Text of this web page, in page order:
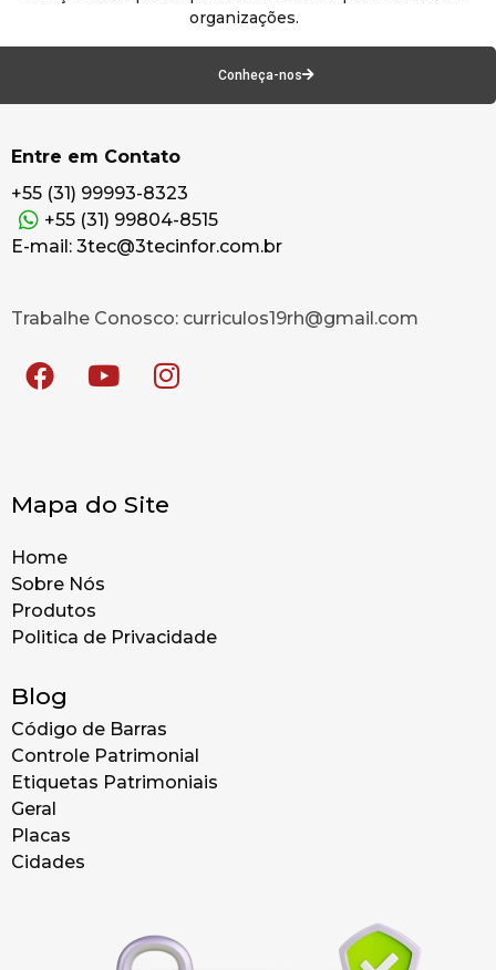
organizações.
Conheça-nos
Entre em Contato
+55 (31) 99993-8323
+55 (31) 99804-8515
E-mail: 3tec@3tecinfor.com.br
Trabalhe Conosco: curriculos19rh@gmail.com
Mapa do Site
Home
Sobre Nós
Produtos
Politica de Privacidade
Blog
Código de Barras
Controle Patrimonial
Etiquetas Patrimoniais
Geral
Placas
Cidades